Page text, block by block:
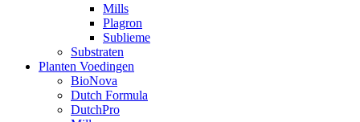
Mills
Plagron
Sublieme
Substraten
Planten Voedingen
BioNova
Dutch Formula
DutchPro